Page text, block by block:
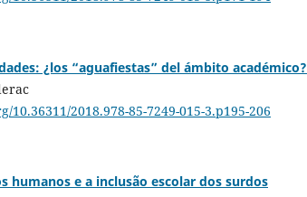
¿los “aguafiestas” del ámbito académico?
10.36311/2018.978-85-7249-015-3.p195-206
humanos e a inclusão escolar dos surdos